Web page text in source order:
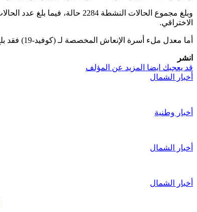
الاختراقي.
أما معدل ملء أسرة الإنعاش المخصصة لـ (كوفيد-19) فقد بلغ 2,4 في المائة.
انشر
قد يعجبك ايضا المزيد عن المؤلف
أخبار الشمال
أخبار وطنية
أخبار الشمال
أخبار الشمال